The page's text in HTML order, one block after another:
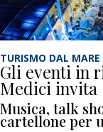
TURISMO DAL MARE
Gli eventi in
Medici invita
Musica, talk
cartellone per